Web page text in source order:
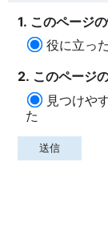
1. このページ
役に立った
2. このページ
見つけや
た